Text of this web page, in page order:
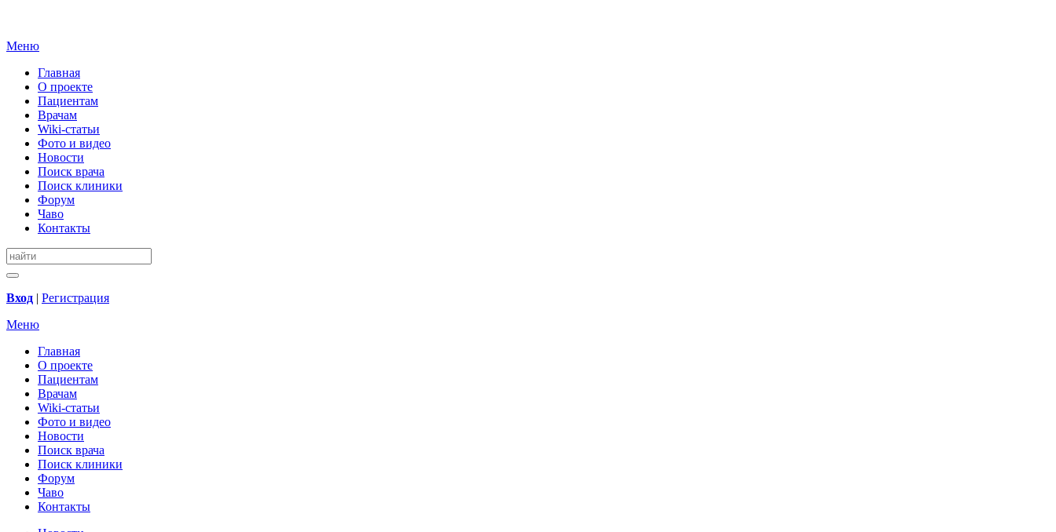
Меню
Главная
О проекте
Пациентам
Врачам
Wiki-статьи
Фото и видео
Новости
Поиск врача
Поиск клиники
Форум
Чаво
Контакты
Вход | Регистрация
Меню
Главная
О проекте
Пациентам
Врачам
Wiki-статьи
Фото и видео
Новости
Поиск врача
Поиск клиники
Форум
Чаво
Контакты